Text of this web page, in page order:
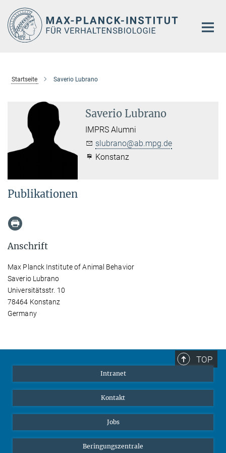
Hauptinhalt
Startseite Saverio Lubrano
Saverio Lubrano
IMPRS Alumni
slubrano@ab.mpg.de
Konstanz
Publikationen
Anschrift
Max Planck Institute of Animal Behavior
Saverio Lubrano
Universitätsstr. 10
78464 Konstanz
Germany
TOP
Intranet
Kontakt
Jobs
Beringungszentrale